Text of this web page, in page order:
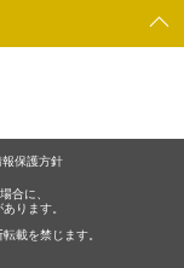
報保護方針
合に、
ります。
載を禁じます。